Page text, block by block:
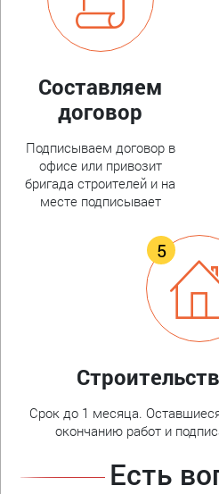
Составляем
договор
Подписываем договор в
офисе или привозит
бригада строителей и на
месте подписывает
Срок до 1 месяца.
окончанию работ и
Есть